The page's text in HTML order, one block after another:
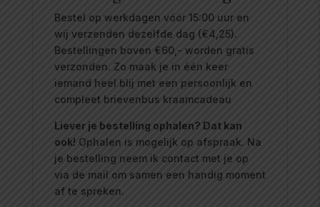
Bestel op werkdagen vóór 15:00 uur en
wij verzenden dezelfde dag (€4,25).
Bestellingen boven €60,- worden gratis
verzonden. Zo maak je in één keer
iemand heel blij met een persoonlijk en
compleet brievenbus kraamcadeau
Liever je bestelling ophalen? Dat kan
ook! Ophalen is mogelijk op afspraak. Na
je bestelling neem ik contact met je op
via de mail om samen een handig moment
af te spreken.